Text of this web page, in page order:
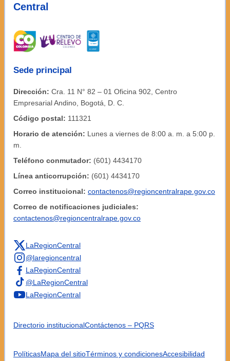
Central
Sede principal
Dirección: Cra. 11 N° 82 – 01 Oficina 902, Centro
Empresarial Andino, Bogotá, D. C.
Código postal: 111321
Horario de atención: Lunes a viernes de 8:00 a. m. a 5:00 p.
m.
Teléfono conmutador: (601) 4434170
Línea anticorrupción: (601) 4434170
Correo institucional: contactenos@regioncentralrape.gov.co
Correo de notificaciones judiciales:
contactenos@regioncentralrape.gov.co
LaRegionCentral
@laregioncentral
LaRegionCentral
@LaRegionCentral
LaRegionCentral
Directorio institucionalContáctenos – PQRS
PolíticasMapa del sitioTérminos y condicionesAccesibilidad